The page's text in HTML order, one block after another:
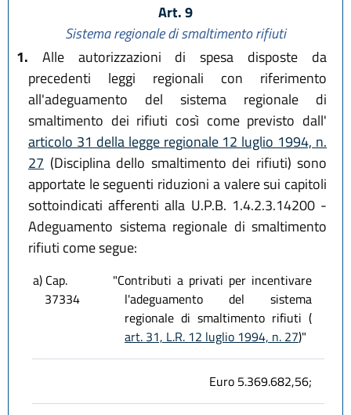
Art. 9
Sistema regionale di smaltimento rifiuti
1. Alle autorizzazioni di spesa disposte da
precedenti leggi regionali con riferimento
all'adeguamento del sistema regionale di
smaltimento dei rifiuti così come previsto dall'
articolo 31 della legge regionale 12 luglio 1994, n.
27 (Disciplina dello smaltimento dei rifiuti) sono
apportate le seguenti riduzioni a valere sui capitoli
sottoindicati afferenti alla U.P.B. 1.4.2.3.14200 -
Adeguamento sistema regionale di smaltimento
rifiuti come segue:
a) Cap.
37334
"Contributi a privati per incentivare
l'adeguamento del sistema
regionale di smaltimento rifiuti (
art. 31, L.R. 12 luglio 1994, n. 27)"
Euro 5.369.682,56;